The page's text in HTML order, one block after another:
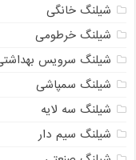
شیلنگ خانگی
شیلنگ خرطومی
شیلنگ سرویس
شیلنگ سمپاشی
شیلنگ سه لایه
شیلنگ سیم دار